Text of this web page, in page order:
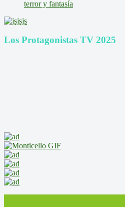
terror y fantasía
Los Protagonistas TV 2025